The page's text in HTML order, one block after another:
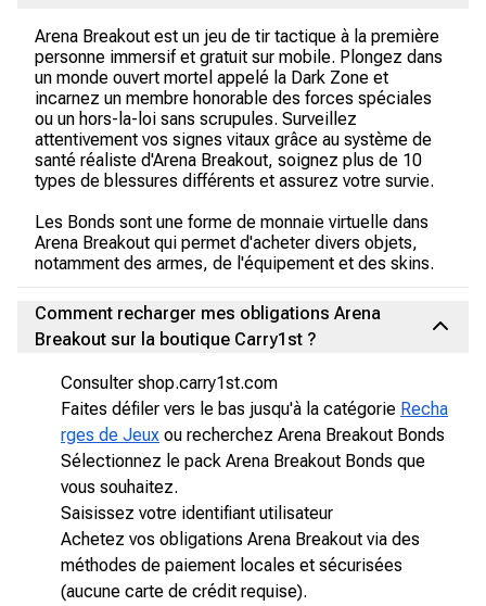
Arena Breakout est un jeu de tir tactique à la première
personne immersif et gratuit sur mobile. Plongez dans
un monde ouvert mortel appelé la Dark Zone et
incarnez un membre honorable des forces spéciales
ou un hors-la-loi sans scrupules. Surveillez
attentivement vos signes vitaux grâce au système de
santé réaliste d'Arena Breakout, soignez plus de 10
types de blessures différents et assurez votre survie.
Les Bonds sont une forme de monnaie virtuelle dans
Arena Breakout qui permet d'acheter divers objets,
notamment des armes, de l'équipement et des skins.
Comment recharger mes obligations Arena
Breakout sur la boutique Carry1st ?
Consulter shop.carry1st.com
Faites défiler vers le bas jusqu'à la catégorie Recha
rges de Jeux ou recherchez Arena Breakout Bonds
Sélectionnez le pack Arena Breakout Bonds que
vous souhaitez.
Saisissez votre identifiant utilisateur
Achetez vos obligations Arena Breakout via des
méthodes de paiement locales et sécurisées
(aucune carte de crédit requise).